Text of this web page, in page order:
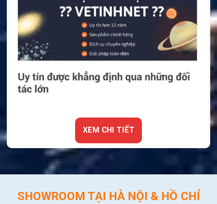
XEM CHI TIẾT
SHOWROOM TẠI HÀ NỘI & HỒ CHÍ